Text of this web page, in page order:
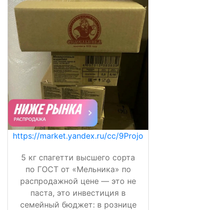
https://market.yandex.ru/cc/9Projo
5 кг спагетти высшего сорта
по ГОСТ от «Мельника» по
распродажной цене — это не
паста, это инвестиция в
семейный бюджет: в рознице